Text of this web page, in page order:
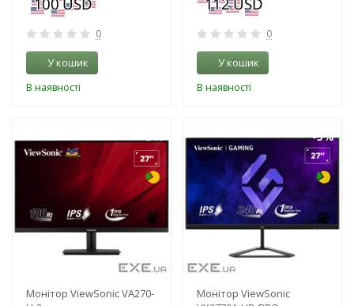
0
У кошик
В наявності
0
У кошик
В наявності
Монітор ViewSonic VA270-
-3%
Монітор ViewSonic